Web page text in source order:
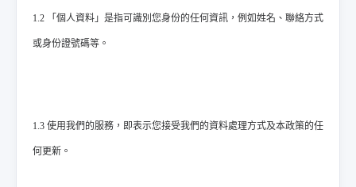
1.2 「個人資料」是指可識別您身份的任何資訊，例如姓名、聯絡方式
或身份證號碼等。
1.3 使用我們的服務，即表示您接受我們的資料處理方式及本政策的任
何更新。